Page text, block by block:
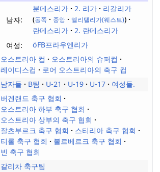
남자:
분데스리가 2. 리가 리갈리가
동쪽 중앙 엘리텔리가(웨스트)
란데스리가
2. 란데스리가
여성:
öFB프라우엔리가
오스트리아 컵
오스트리아의 슈퍼컵
레이디스컵
로어 오스트리아의 축구 컵
남자들 B팀 U-21 U-19 U-17 여성들.
버겐랜드 축구 협회
오스트리아 하부 축구 협회
오스트리아 상부의 축구 협회
잘츠부르크 축구 협회
스티리아 축구 협회
티롤 축구 협회
볼르베르크 축구 협회
빈 축구 협회
갈리차 축구팀